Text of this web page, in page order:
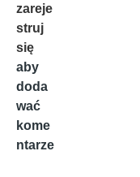
zareje
struj
się
aby
doda
wać
kome
ntarze